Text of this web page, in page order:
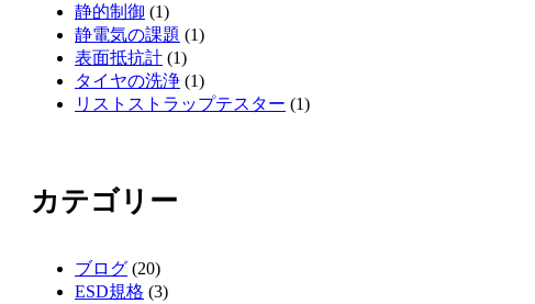
静的制御 (1)
静電気の課題 (1)
表面抵抗計 (1)
タイヤの洗浄 (1)
リストストラップテスター (1)
カテゴリー
ブログ (20)
ESD規格 (3)